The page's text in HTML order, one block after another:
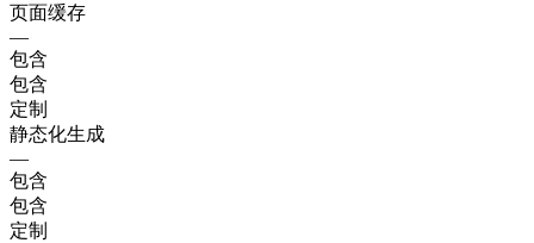
页面缓存
—
包含
包含
定制
静态化生成
—
包含
包含
定制